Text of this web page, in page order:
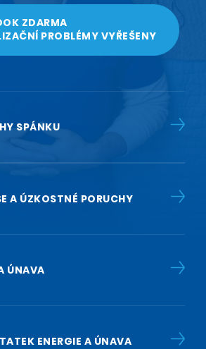
ZDARMA
PROBLÉMY VYŘEŠENY
SPÁNKU
A ÚZKOSTNÉ PORUCHY
ÚNAVA
ENERGIE A ÚNAVA